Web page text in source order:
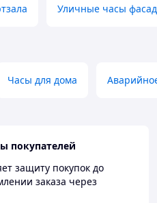
Уличные часы
Часы для дома
покупателей
защиту покупок до
заказа через